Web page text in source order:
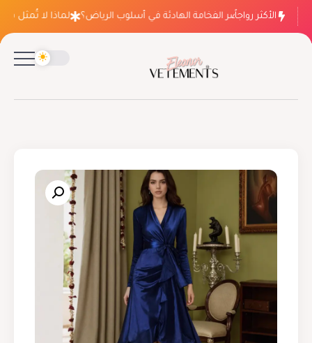
الأكثر رواجاً
لماذا ينتصر الفخامة الهادئة في أسلوب الرياض؟ لماذا لا تُمثل